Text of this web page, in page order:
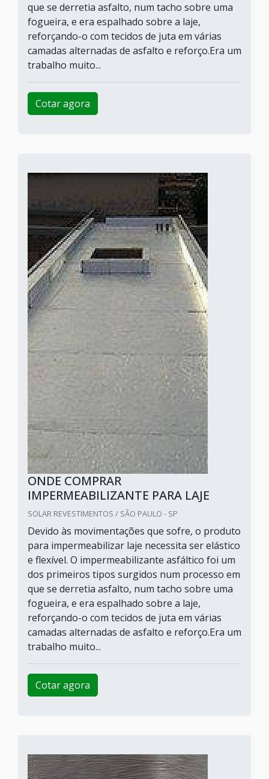
que se derretia asfalto, num tacho sobre uma
fogueira, e era espalhado sobre a laje,
reforçando-o com tecidos de juta em várias
camadas alternadas de asfalto e reforço.Era um
trabalho muito...
Cotar agora
ONDE COMPRAR
IMPERMEABILIZANTE PARA LAJE
SOLAR REVESTIMENTOS / SÃO PAULO - SP
Devido às movimentações que sofre, o produto
para impermeabilizar laje necessita ser elástico
e flexível. O impermeabilizante asfáltico foi um
dos primeiros tipos surgidos num processo em
que se derretia asfalto, num tacho sobre uma
fogueira, e era espalhado sobre a laje,
reforçando-o com tecidos de juta em várias
camadas alternadas de asfalto e reforço.Era um
trabalho muito...
Cotar agora